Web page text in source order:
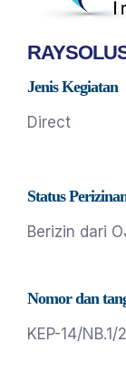
Jenis Kegiatan
Direct
Status
Berizin dari
Nomor dan
KEP-14/NB.1/